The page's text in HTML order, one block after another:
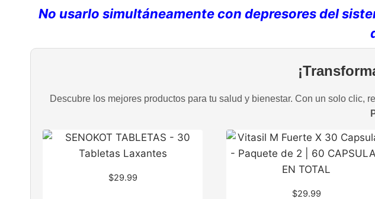
No usarlo simultáneamente con depresores del
Descubre los mejores productos para tu salud y bienestar. Con un solo clic,
$29.99
$29.99